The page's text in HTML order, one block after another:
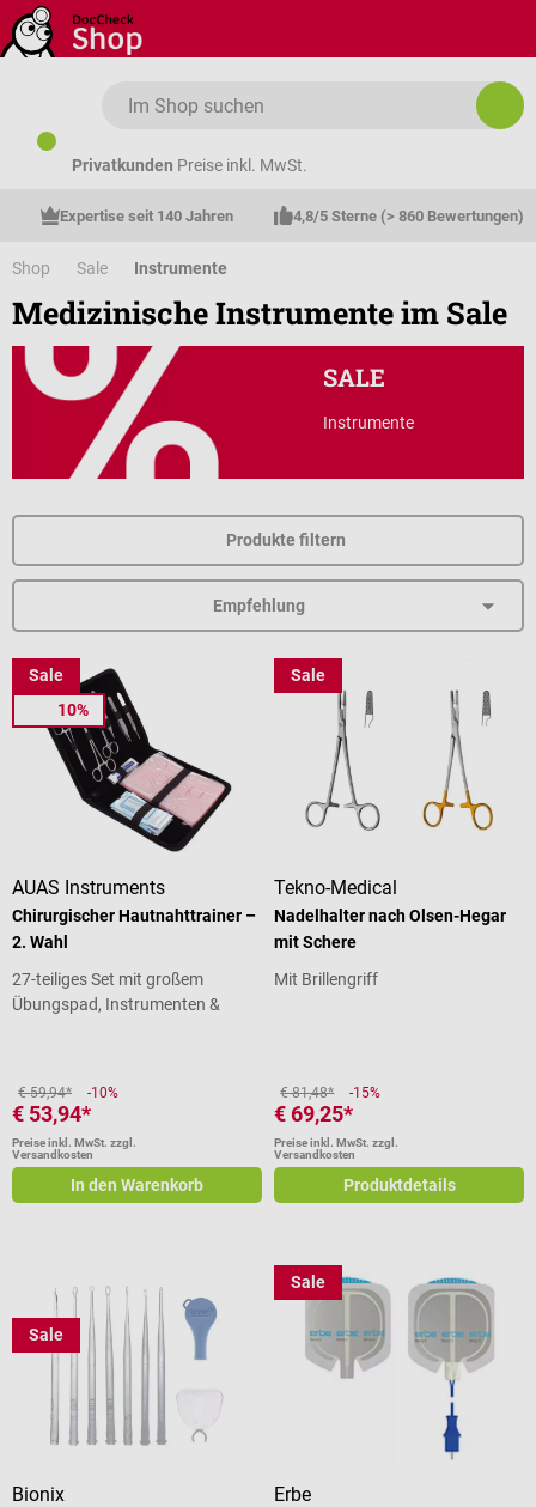
Zum Hauptinhalt springen
Privatkunden Preise inkl. MwSt.
Expertise seit 140 Jahren 4,8/5 Sterne (> 860 Bewertungen)
Shop Sale Instrumente
Medizinische Instrumente im Sale
SALE
Instrumente
Produkte filtern
Sale
10%
AUAS Instruments
Chirurgischer Hautnahttrainer –
2. Wahl
27-teiliges Set mit großem
Übungspad, Instrumenten &
€ 59,94* -10%
€ 53,94*
Preise inkl. MwSt. zzgl.
Versandkosten
In den Warenkorb
Sale
Tekno-Medical
Nadelhalter nach Olsen-Hegar
mit Schere
Mit Brillengriff
€ 81,48* -15%
€ 69,25*
Preise inkl. MwSt. zzgl.
Versandkosten
Produktdetails
Sale
Bionix
Sale
Erbe